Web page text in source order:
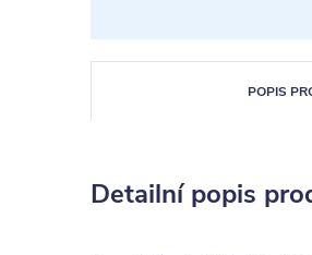
POPIS
Detailní popis